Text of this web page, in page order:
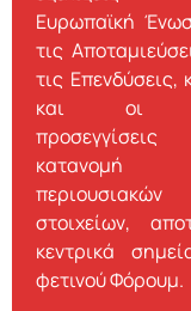
Ευρωπαϊκή
τις
τις Επενδύσεις,
και οι
κατανομή
περιουσιακών
στοιχείων,
κεντρικά
φετινού Φόρουμ.